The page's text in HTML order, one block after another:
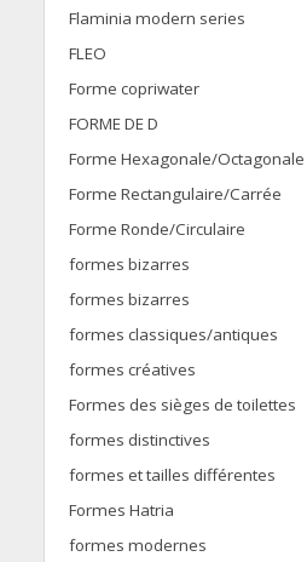
Flaminia modern series
FLEO
Forme copriwater
FORME DE D
Forme Hexagonale/Octagonale
Forme Rectangulaire/Carrée
Forme Ronde/Circulaire
formes bizarres
formes bizarres
formes classiques/antiques
formes créatives
Formes des sièges de toilettes
formes distinctives
formes et tailles différentes
Formes Hatria
formes modernes